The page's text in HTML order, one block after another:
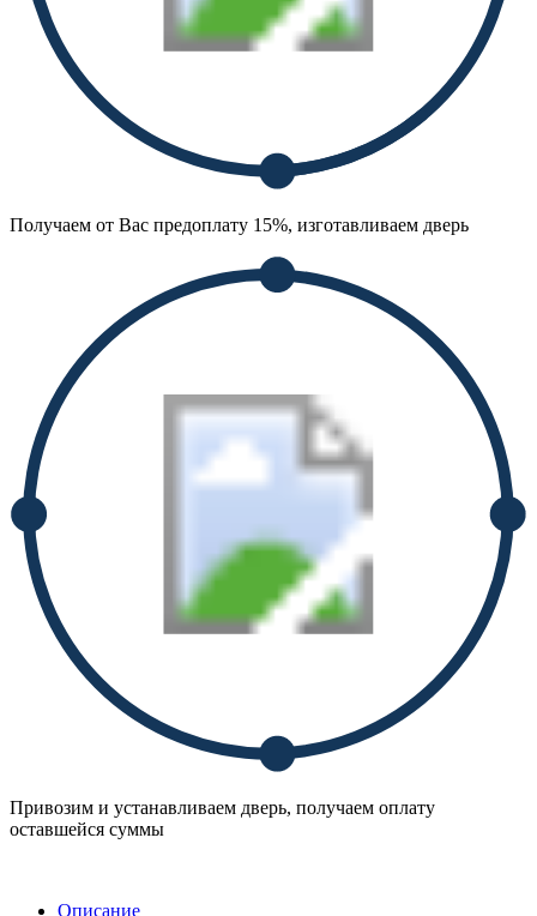
Получаем от Вас предоплату 15%, изготавливаем дверь
Привозим и устанавливаем дверь, получаем оплату
оставшейся суммы
Описание